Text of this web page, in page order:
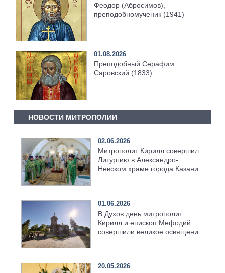
Феодор (Абросимов),
преподобномученик (1941)
01.08.2026
Преподобный Серафим
Саровский (1833)
НОВОСТИ МИТРОПОЛИИ
02.06.2026
Митрополит Кирилл совершил
Литургию в Александро-
Невском храме города Казани
01.06.2026
В Духов день митрополит
Кирилл и епископ Мефодий
совершили великое освящение
20.05.2026